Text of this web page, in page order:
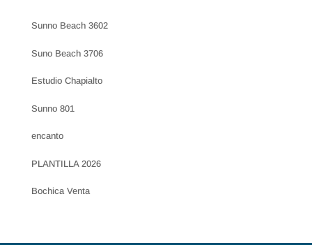
Sunno Beach 3602
Suno Beach 3706
Estudio Chapialto
Sunno 801
encanto
PLANTILLA 2026
Bochica Venta